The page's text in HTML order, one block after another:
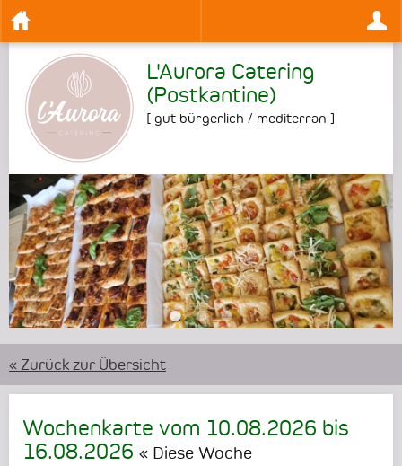
L'Aurora Catering
(Postkantine)
[ gut bürgerlich / mediterran ]
•••
« Zurück zur Übersicht
Wochenkarte vom 10.08.2026 bis
16.08.2026 « Diese Woche